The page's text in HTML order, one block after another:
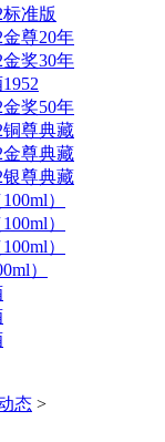
准版
尊20年
奖30年
奖50年
铜尊典藏
金尊典藏
银尊典藏
）
）
）
）
态 >